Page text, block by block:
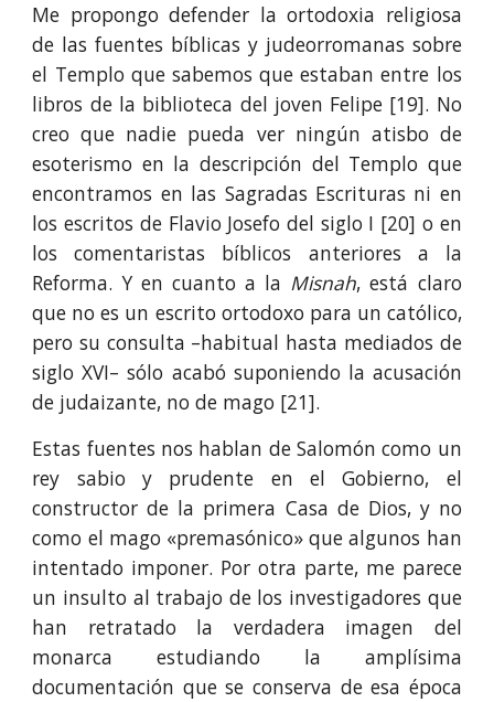
Me propongo defender la ortodoxia religiosa
de las fuentes bíblicas y judeorromanas sobre
el Templo que sabemos que estaban entre los
libros de la biblioteca del joven Felipe [19]. No
creo que nadie pueda ver ningún atisbo de
esoterismo en la descripción del Templo que
encontramos en las Sagradas Escrituras ni en
los escritos de Flavio Josefo del siglo I [20] o en
los comentaristas bíblicos anteriores a la
Reforma. Y en cuanto a la Misnah, está claro
que no es un escrito ortodoxo para un católico,
pero su consulta –habitual hasta mediados de
siglo XVI– sólo acabó suponiendo la acusación
de judaizante, no de mago [21].
Estas fuentes nos hablan de Salomón como un
rey sabio y prudente en el Gobierno, el
constructor de la primera Casa de Dios, y no
como el mago «premasónico» que algunos han
intentado imponer. Por otra parte, me parece
un insulto al trabajo de los investigadores que
han retratado la verdadera imagen del
monarca estudiando la amplísima
documentación que se conserva de esa época